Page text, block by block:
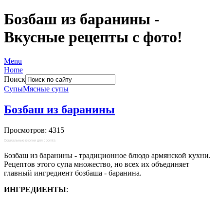
Бозбаш из баранины -
Вкусные рецепты с фото!
Menu
Home
Поиск
СупыМясные супы
Бозбаш из баранины
Просмотров: 4315
Социальные кнопки для Joomla
Бозбаш из баранины - традиционное блюдо армянской кухни.
Рецептов этого супа множество, но всех их объединяет
главный ингредиент бозбаша - баранина.
ИНГРЕДИЕНТЫ: